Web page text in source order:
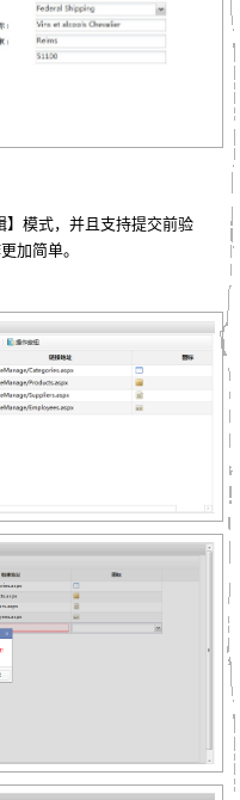
模式，并且支持提交前验
加简单。